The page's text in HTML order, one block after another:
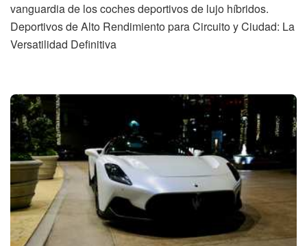
vanguardia de los coches deportivos de lujo híbridos.
Deportivos de Alto Rendimiento para Circuito y Ciudad: La
Versatilidad Definitiva